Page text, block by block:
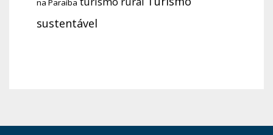
na Paraíba
sustentável